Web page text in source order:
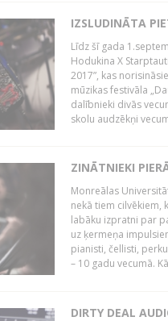
IZSLUDINĀTA
Līdz šī gada
Hodukina X
2017”, kas
mūzikas festivāla
dalībnieki divās
skolu audzēkņi
ZINĀTNIEKI
Monreālas
nekā tiem cilvēkiem,
labāku izpratni par
uz ķermeņa
pianisti, čellisti,
– 10 gadu vecumā.
DIRTY DEAL